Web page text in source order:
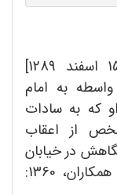
نسب سیدمحمود طالقانی [متولد 15 اسفند 1289]
با چندین واسطه به امام
که به سادات
از اعقاب
در خیابان
خیام تهران واقع است. (افراسیابی و همکاران، 1360: